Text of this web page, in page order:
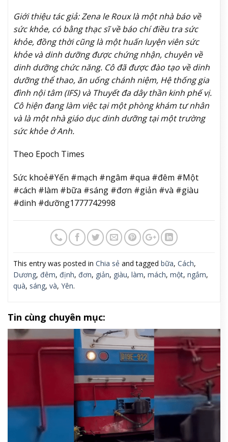
Giới thiệu tác giả: Zena le Roux là một nhà báo về
sức khỏe, có bằng thạc sĩ về báo chí điều tra sức
khỏe, đồng thời cũng là một huấn luyện viên sức
khỏe và dinh dưỡng được chứng nhận, chuyên về
dinh dưỡng chức năng. Cô đã được đào tạo về dinh
dưỡng thể thao, ăn uống chánh niệm, Hệ thống gia
đình nội tâm (IFS) và Thuyết đa dây thần kinh phế vị.
Cô hiện đang làm việc tại một phòng khám tư nhân
và là một nhà giáo dục dinh dưỡng tại một trường
sức khỏe ở Anh.
Theo Epoch Times
Sức khoẻ#Yến #mạch #ngâm #qua #đêm #Một
#cách #làm #bữa #sáng #đơn #giản #và #giàu
#dinh #dưỡng1777742998
This entry was posted in Chia sẻ and tagged bữa, Cách,
Dương, đêm, định, đơn, giản, giàu, làm, mách, một, ngắm,
quà, sáng, và, Yên.
Tin cùng chuyên mục: